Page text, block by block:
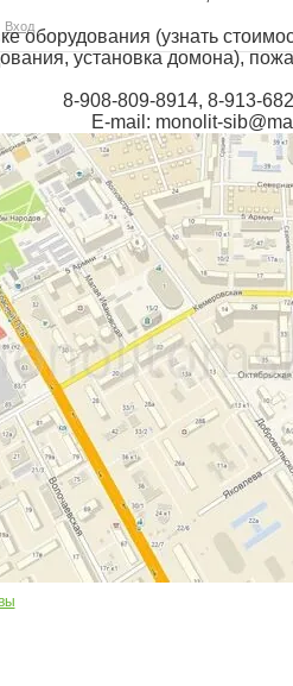
Вход
оборудования (узнать
установка домона),
8-908-809-8914, 8-913-
E-mail: monolit-